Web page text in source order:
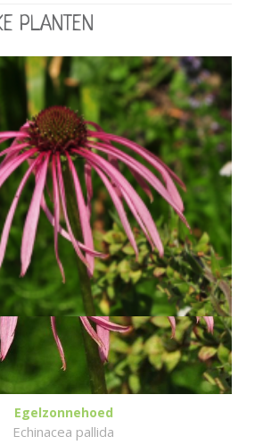
PLANTEN
Egelzonnehoed
Echinacea pallida